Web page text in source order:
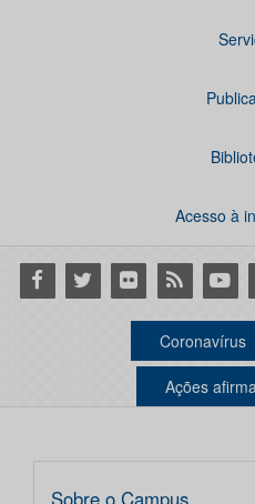
Acesso à
Facebook
Twitter Flickr RSS
Coronavírus
Ações